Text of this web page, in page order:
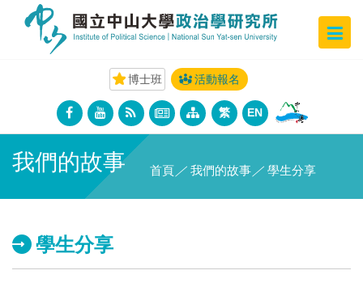
博士班 活動報名
繁 EN
我們的故事 首頁 ／ 我們的故事 ／ 學生分享
學生分享